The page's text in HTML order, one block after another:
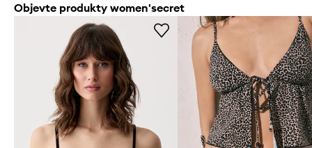
Objevte produkty women'secret